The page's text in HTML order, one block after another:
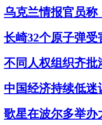
乌克兰情报官员称
长崎32个原子弹
不同人权组织齐批
中国经济持续低迷
歌星在波尔多举办